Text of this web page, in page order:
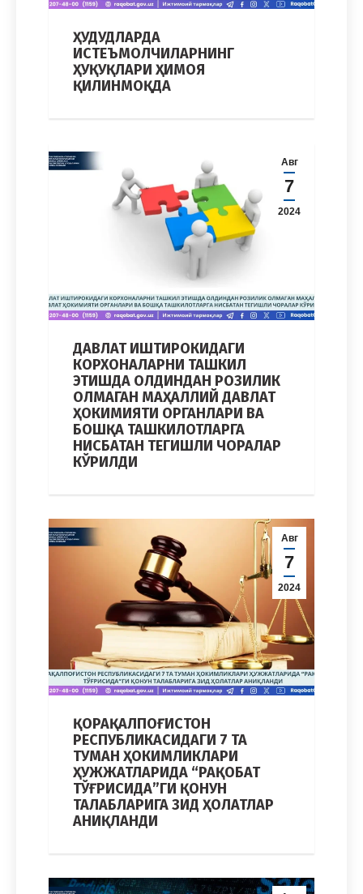
ҲУДУДЛАРДА
ИСТЕЪМОЛЧИЛАРНИНГ
ҲУҚУҚЛАРИ ҲИМОЯ
ҚИЛИНМОҚДА
Авг
7
2024
ДАВЛАТ ИШТИРОКИДАГИ
КОРХОНАЛАРНИ ТАШКИЛ
ЭТИШДА ОЛДИНДАН РОЗИЛИК
ОЛМАГАН МАҲАЛЛИЙ ДАВЛАТ
ҲОКИМИЯТИ ОРГАНЛАРИ ВА
БОШҚА ТАШКИЛОТЛАРГА
НИСБАТАН ТЕГИШЛИ ЧОРАЛАР
КЎРИЛДИ
Авг
7
2024
ҚОРАҚАЛПОҒИСТОН
РЕСПУБЛИКАСИДАГИ 7 ТА
ТУМАН ҲОКИМЛИКЛАРИ
ҲУЖЖАТЛАРИДА “РАҚОБАТ
ТЎҒРИСИДА”ГИ ҚОНУН
ТАЛАБЛАРИГА ЗИД ҲОЛАТЛАР
АНИҚЛАНДИ